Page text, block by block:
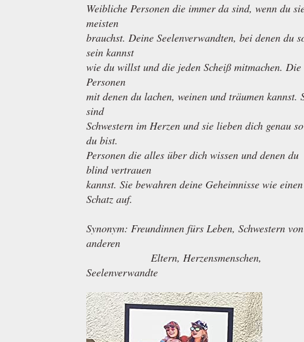
Weibliche Personen die immer da sind, wenn du
meisten
brauchst. Deine Seelenverwandten, bei denen du
sein kannst
wie du willst und die jeden Scheiß mitmachen. Die
Personen
mit denen du lachen, weinen und träumen kannst.
sind
Schwestern im Herzen und sie lieben dich genau
du bist.
Personen die alles über dich wissen und denen du
blind vertrauen
kannst. Sie bewahren deine Geheimnisse wie einen
Schatz auf.
Synonym: Freundinnen fürs Leben, Schwestern von
anderen
Eltern, Herzensmenschen,
Seelenverwandte